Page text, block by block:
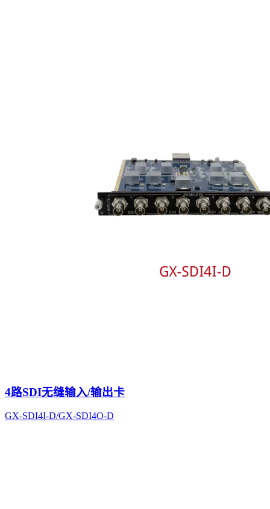
4路SDI无缝输入/输出卡
GX-SDI4I-D/GX-SDI4O-D